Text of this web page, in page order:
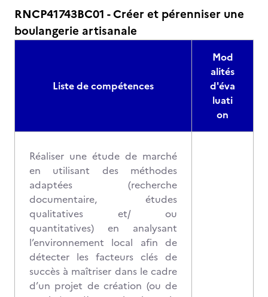
RNCP41743BC01 - Créer et pérenniser une
boulangerie artisanale
Liste de compétences
Mod
alités
d'éva
luati
on
Réaliser une étude de marché
en utilisant des méthodes
adaptées (recherche
documentaire, études
qualitatives et/ ou
quantitatives) en analysant
l’environnement local afin de
détecter les facteurs clés de
succès à maîtriser dans le cadre
d’un projet de création (ou de